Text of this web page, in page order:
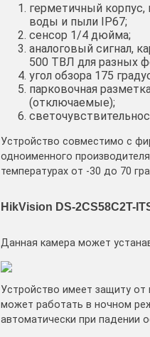
герметичный
воды и пыли IP67;
сенсор 1/4 дюйма;
аналоговый сигнал,
500 ТВЛ для разных
угол обзора 175
парковочная
(отключаемые);
Устройство совместимо с
одноименного
температурах от -30 до 70
HikVision DS-2CS58C2T-
Данная камера может
Устройство имеет защиту
может работать в ночном
автоматически при падении